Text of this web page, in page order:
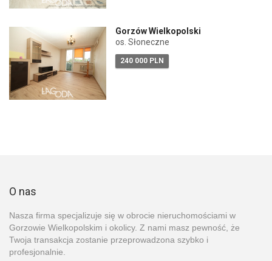
Gorzów Wielkopolski
os. Słoneczne
240 000 PLN
O nas
Nasza firma specjalizuje się w obrocie nieruchomościami w
Gorzowie Wielkopolskim i okolicy. Z nami masz pewność, że
Twoja transakcja zostanie przeprowadzona szybko i
profesjonalnie.